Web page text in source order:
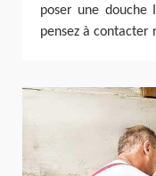
poser une douche
pensez à contacter